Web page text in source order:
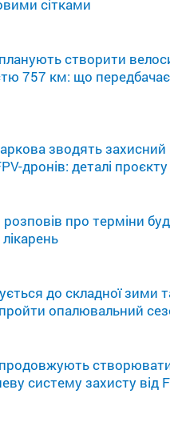
сітками
створити
757 км: що
зводять захисний
дронів: деталі проєкту
про терміни
до складної зими
опалювальний
систему захисту від